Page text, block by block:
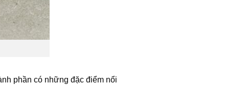
phần có những đặc điểm nổi